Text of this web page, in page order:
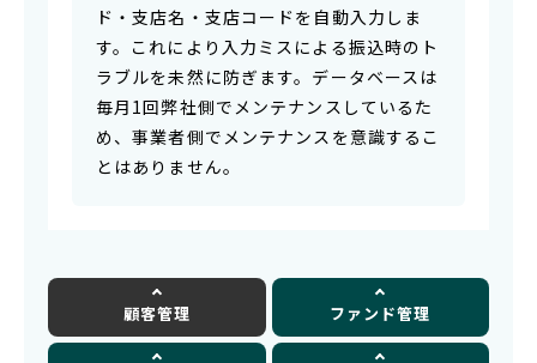
ド・支店名・支店コードを自動入力しま
す。これにより入力ミスによる振込時のト
ラブルを未然に防ぎます。データベースは
毎月1回弊社側でメンテナンスしているた
め、事業者側でメンテナンスを意識するこ
とはありません。
顧客管理 ファンド管理